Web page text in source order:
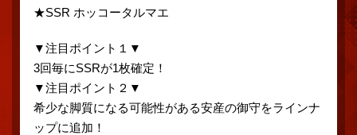
★SSR ホッコータルマエ
▼注目ポイント１▼
3回毎にSSRが1枚確定！
▼注目ポイント２▼
希少な脚質になる可能性がある安産の御守をラインナ
ップに追加！